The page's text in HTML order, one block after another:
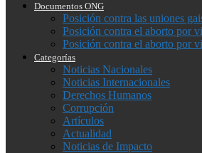
Documentos ONG
Posición contra las uniones
Posición contra el aborto por
Posición contra el aborto por
Categorías
Noticias Nacionales
Noticias Internacionales
Derechos Humanos
Corrupción
Artículos
Actualidad
Noticias de Impacto